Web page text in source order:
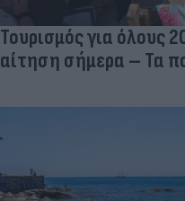
Τουρισμός για όλους
αίτηση σήμερα – Τα